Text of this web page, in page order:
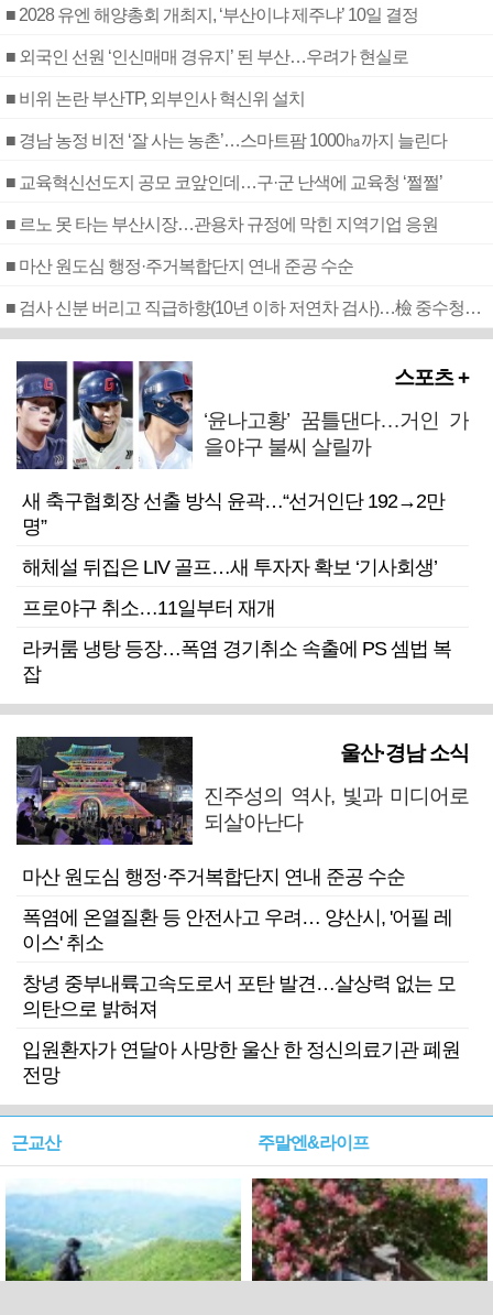
■ 2028 유엔 해양총회 개최지, ‘부산이냐 제주냐’ 10일 결정
■ 외국인 선원 ‘인신매매 경유지’ 된 부산…우려가 현실로
■ 비위 논란 부산TP, 외부인사 혁신위 설치
■ 경남 농정 비전 ‘잘 사는 농촌’…스마트팜 1000㏊까지 늘린다
■ 교육혁신선도지 공모 코앞인데…구·군 난색에 교육청 ‘쩔쩔’
■ 르노 못 타는 부산시장…관용차 규정에 막힌 지역기업 응원
■ 마산 원도심 행정·주거복합단지 연내 준공 수순
■ 검사 신분 버리고 직급하향(10년 이하 저연차 검사)…檢 중수청행 기피
스포츠 +
‘윤나고황’ 꿈틀댄다…거인 가
을야구 불씨 살릴까
새 축구협회장 선출 방식 윤곽…“선거인단 192→2만
명”
해체설 뒤집은 LIV 골프…새 투자자 확보 ‘기사회생’
프로야구 취소…11일부터 재개
라커룸 냉탕 등장…폭염 경기취소 속출에 PS 셈법 복
잡
울산·경남 소식
진주성의 역사, 빛과 미디어로
되살아난다
마산 원도심 행정·주거복합단지 연내 준공 수순
폭염에 온열질환 등 안전사고 우려… 양산시, '어필 레
이스' 취소
창녕 중부내륙고속도로서 포탄 발견…살상력 없는 모
의탄으로 밝혀져
입원환자가 연달아 사망한 울산 한 정신의료기관 폐원
전망
근교산 주말엔&라이프